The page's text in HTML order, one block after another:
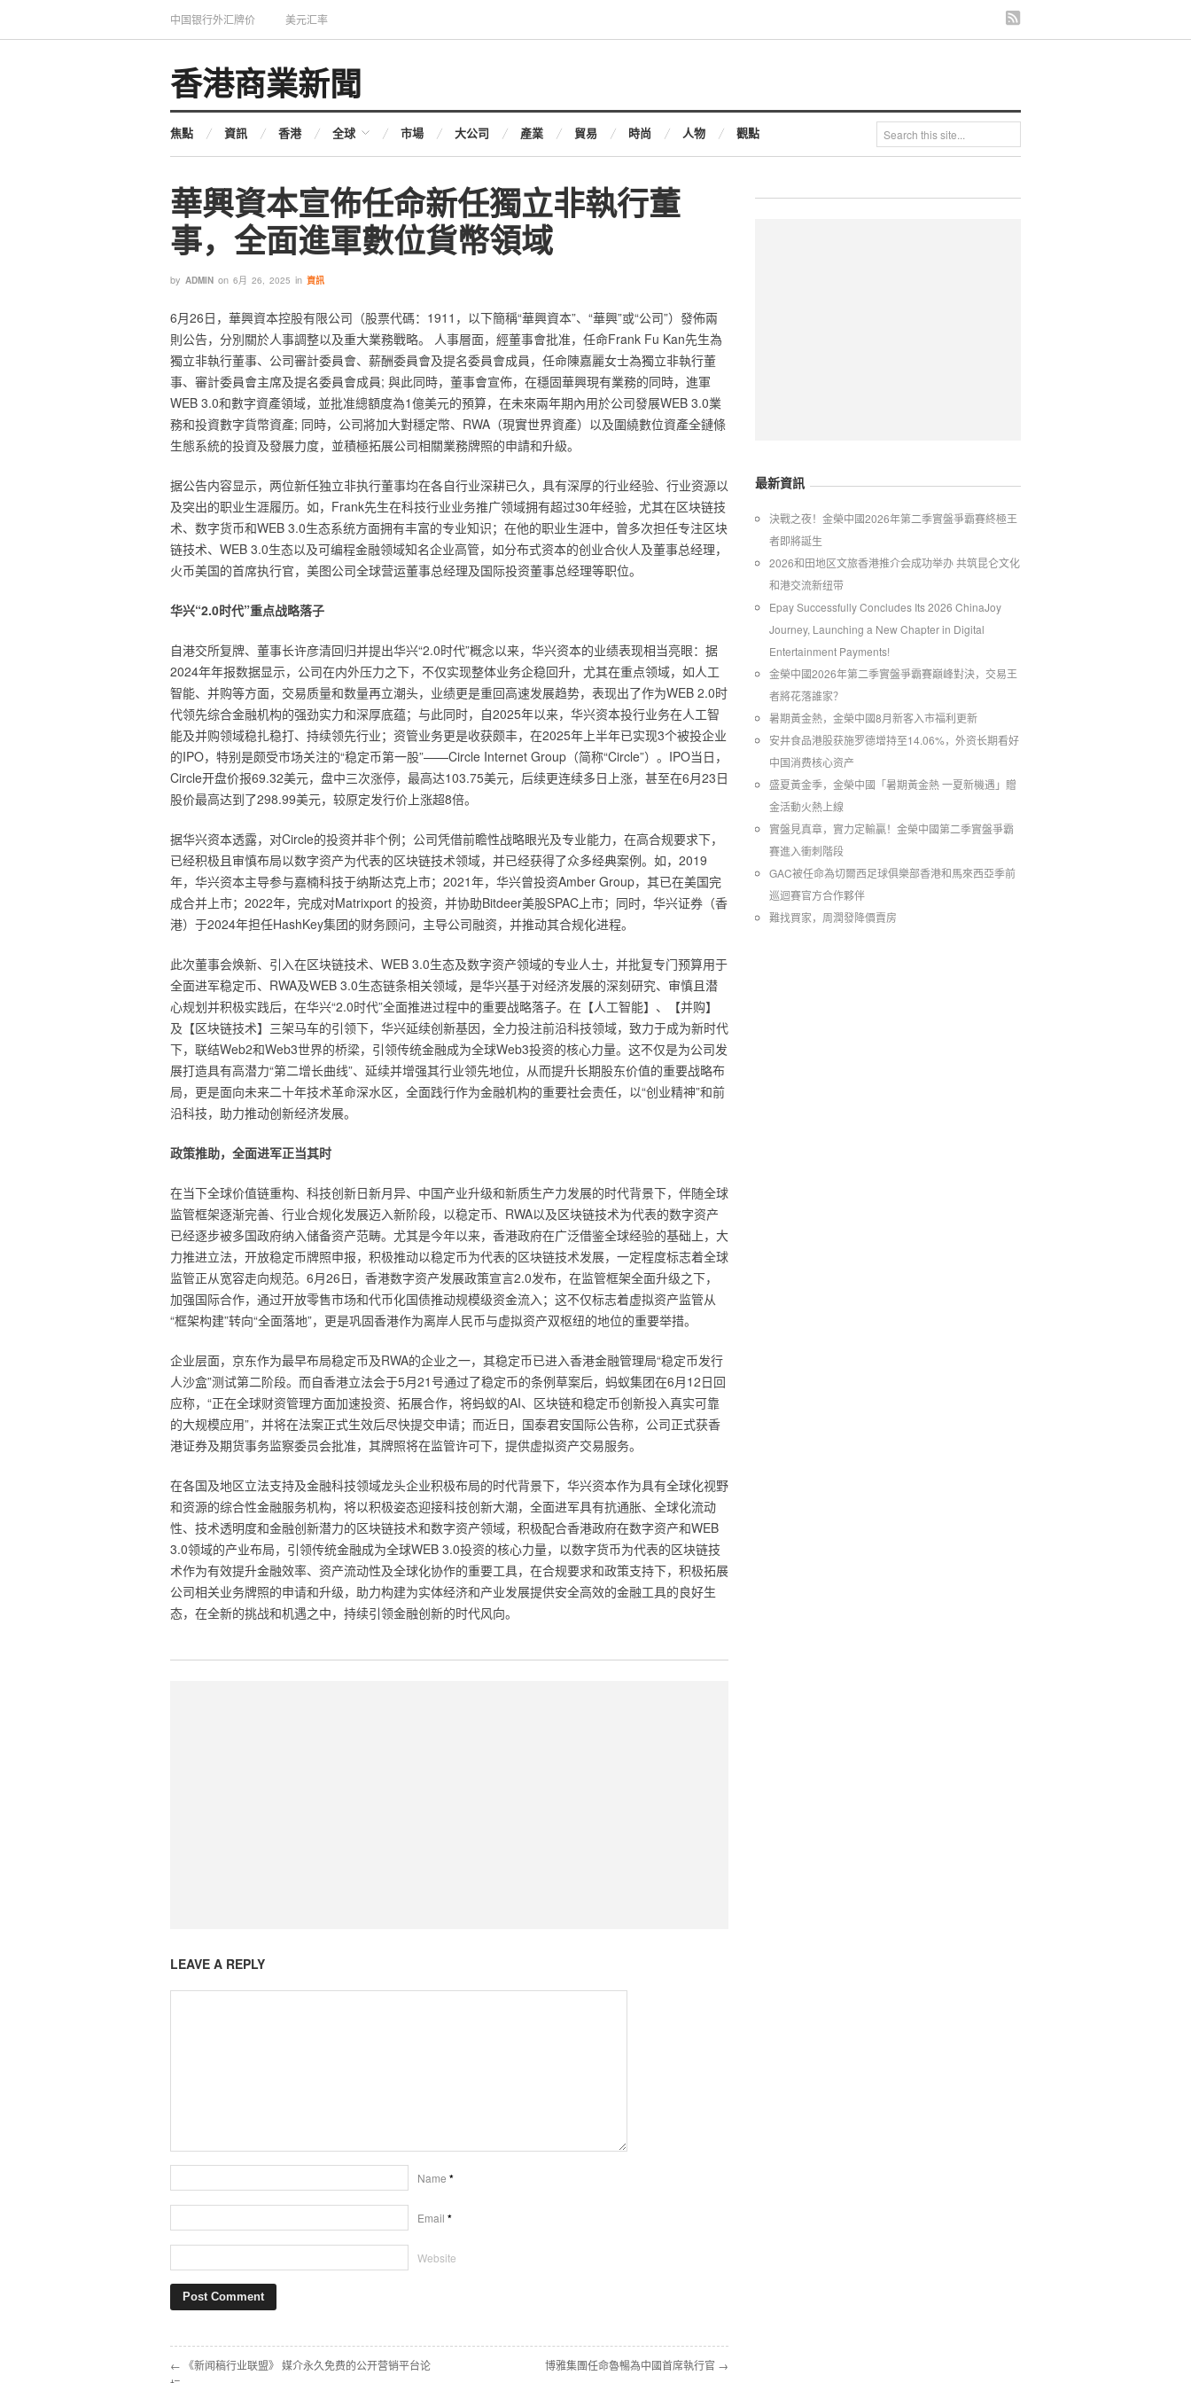
中国银行外汇牌价 美元汇率
香港商業新聞
焦點 資訊 香港 全球 市場 大公司 產業 貿易 時尚 人物 觀點
華興資本宣佈任命新任獨立非執行董
事，全面進軍數位貨幣領域
by ADMIN on 6月 26, 2025 in 資訊
6月26日，華興資本控股有限公司（股票代碼：1911，以下簡稱“華興資本”、“華興”或“公司”）發佈兩
則公告，分別關於人事調整以及重大業務戰略。 人事層面，經董事會批准，任命Frank Fu Kan先生為
獨立非執行董事、公司審計委員會、薪酬委員會及提名委員會成員，任命陳嘉麗女士為獨立非執行董
事、審計委員會主席及提名委員會成員; 與此同時，董事會宣佈，在穩固華興現有業務的同時，進軍
WEB 3.0和數字資產領域，並批准總額度為1億美元的預算，在未來兩年期內用於公司發展WEB 3.0業
務和投資數字貨幣資產; 同時，公司將加大對穩定幣、RWA（現實世界資產）以及圍繞數位資產全鏈條
生態系統的投資及發展力度，並積極拓展公司相關業務牌照的申請和升級。
据公告内容显示，两位新任独立非执行董事均在各自行业深耕已久，具有深厚的行业经验、行业资源以
及突出的职业生涯履历。如，Frank先生在科技行业业务推广领域拥有超过30年经验，尤其在区块链技
术、数字货币和WEB 3.0生态系统方面拥有丰富的专业知识；在他的职业生涯中，曾多次担任专注区块
链技术、WEB 3.0生态以及可编程金融领域知名企业高管，如分布式资本的创业合伙人及董事总经理，
火币美国的首席执行官，美图公司全球营运董事总经理及国际投资董事总经理等职位。
华兴“2.0时代”重点战略落子
自港交所复牌、董事长许彦清回归并提出华兴“2.0时代”概念以来，华兴资本的业绩表现相当亮眼：据
2024年年报数据显示，公司在内外压力之下，不仅实现整体业务企稳回升，尤其在重点领域，如人工
智能、并购等方面，交易质量和数量再立潮头，业绩更是重回高速发展趋势，表现出了作为WEB 2.0时
代领先综合金融机构的强劲实力和深厚底蕴；与此同时，自2025年以来，华兴资本投行业务在人工智
能及并购领域稳扎稳打、持续领先行业；资管业务更是收获颇丰，在2025年上半年已实现3个被投企业
的IPO，特别是颇受市场关注的“稳定币第一股”——Circle Internet Group（简称“Circle”）。IPO当日，
Circle开盘价报69.32美元，盘中三次涨停，最高达103.75美元，后续更连续多日上涨，甚至在6月23日
股价最高达到了298.99美元，较原定发行价上涨超8倍。
据华兴资本透露，对Circle的投资并非个例；公司凭借前瞻性战略眼光及专业能力，在高合规要求下，
已经积极且审慎布局以数字资产为代表的区块链技术领域，并已经获得了众多经典案例。如，2019
年，华兴资本主导参与嘉楠科技于纳斯达克上市；2021年，华兴曾投资Amber Group，其已在美国完
成合并上市；2022年，完成对Matrixport 的投资，并协助Bitdeer美股SPAC上市；同时，华兴证券（香
港）于2024年担任HashKey集团的财务顾问，主导公司融资，并推动其合规化进程。
此次董事会焕新、引入在区块链技术、WEB 3.0生态及数字资产领域的专业人士，并批复专门预算用于
全面进军稳定币、RWA及WEB 3.0生态链条相关领域，是华兴基于对经济发展的深刻研究、审慎且潜
心规划并积极实践后，在华兴“2.0时代”全面推进过程中的重要战略落子。在【人工智能】、【并购】
及【区块链技术】三架马车的引领下，华兴延续创新基因，全力投注前沿科技领域，致力于成为新时代
下，联结Web2和Web3世界的桥梁，引领传统金融成为全球Web3投资的核心力量。这不仅是为公司发
展打造具有高潜力“第二增长曲线”、延续并增强其行业领先地位，从而提升长期股东价值的重要战略布
局，更是面向未来二十年技术革命深水区，全面践行作为金融机构的重要社会责任，以“创业精神”和前
沿科技，助力推动创新经济发展。
政策推助，全面进军正当其时
在当下全球价值链重构、科技创新日新月异、中国产业升级和新质生产力发展的时代背景下，伴随全球
监管框架逐渐完善、行业合规化发展迈入新阶段，以稳定币、RWA以及区块链技术为代表的数字资产
已经逐步被多国政府纳入储备资产范畴。尤其是今年以来，香港政府在广泛借鉴全球经验的基础上，大
力推进立法，开放稳定币牌照申报，积极推动以稳定币为代表的区块链技术发展，一定程度标志着全球
监管正从宽容走向规范。6月26日，香港数字资产发展政策宣言2.0发布，在监管框架全面升级之下，
加强国际合作，通过开放零售市场和代币化国债推动规模级资金流入；这不仅标志着虚拟资产监管从
“框架构建”转向“全面落地”，更是巩固香港作为离岸人民币与虚拟资产双枢纽的地位的重要举措。
企业层面，京东作为最早布局稳定币及RWA的企业之一，其稳定币已进入香港金融管理局“稳定币发行
人沙盒”测试第二阶段。而自香港立法会于5月21号通过了稳定币的条例草案后，蚂蚁集团在6月12日回
应称，“正在全球财资管理方面加速投资、拓展合作，将蚂蚁的AI、区块链和稳定币创新投入真实可靠
的大规模应用”，并将在法案正式生效后尽快提交申请；而近日，国泰君安国际公告称，公司正式获香
港证券及期货事务监察委员会批准，其牌照将在监管许可下，提供虚拟资产交易服务。
在各国及地区立法支持及金融科技领域龙头企业积极布局的时代背景下，华兴资本作为具有全球化视野
和资源的综合性金融服务机构，将以积极姿态迎接科技创新大潮，全面进军具有抗通胀、全球化流动
性、技术透明度和金融创新潜力的区块链技术和数字资产领域，积极配合香港政府在数字资产和WEB
3.0领域的产业布局，引领传统金融成为全球WEB 3.0投资的核心力量，以数字货币为代表的区块链技
术作为有效提升金融效率、资产流动性及全球化协作的重要工具，在合规要求和政策支持下，积极拓展
公司相关业务牌照的申请和升级，助力构建为实体经济和产业发展提供安全高效的金融工具的良好生
态，在全新的挑战和机遇之中，持续引领金融创新的时代风向。
LEAVE A REPLY
Name *
Email *
Website
← 《新闻稿行业联盟》 媒介永久免费的公开营销平台论
博雅集團任命魯暢為中國首席執行官 →
最新資訊
​決戰之夜！金榮中國2026年第二季實盤爭霸賽終極王
者即將誕生
2026和田地区文旅香港推介会成功举办 共筑昆仑文化
和港交流新纽带
Epay Successfully Concludes Its 2026 ChinaJoy
Journey, Launching a New Chapter in Digital
Entertainment Payments!
金榮中國2026年第二季實盤爭霸賽巔峰對決，交易王
者將花落誰家？
暑期黃金熱，金榮中國8月新客入市福利更新
安井食品港股获施罗德增持至14.06%，外资长期看好
中国消费核心资产
​盛夏黃金季，金榮中國「暑期黃金熱 一夏新機遇」贈
金活動火熱上線
實盤見真章，實力定輸贏！金榮中國第二季實盤爭霸
賽進入衝刺階段
GAC被任命為切爾西足球俱樂部香港和馬來西亞季前
巡迴賽官方合作夥伴
難找買家，周潤發降價賣房